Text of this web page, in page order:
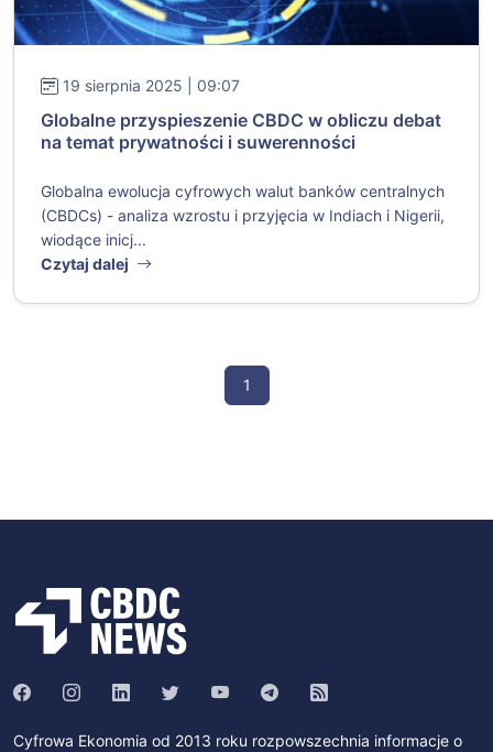
19 sierpnia 2025 | 09:07
Globalne przyspieszenie CBDC w obliczu debat
na temat prywatności i suwerenności
Globalna ewolucja cyfrowych walut banków centralnych
(CBDCs) - analiza wzrostu i przyjęcia w Indiach i Nigerii,
wiodące inicj...
Czytaj dalej
1
Cyfrowa Ekonomia od 2013 roku rozpowszechnia informacje o